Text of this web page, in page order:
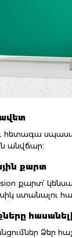
հետագա
անվճար։
քարտ
քարտ՝
ստանալու
Ձեր